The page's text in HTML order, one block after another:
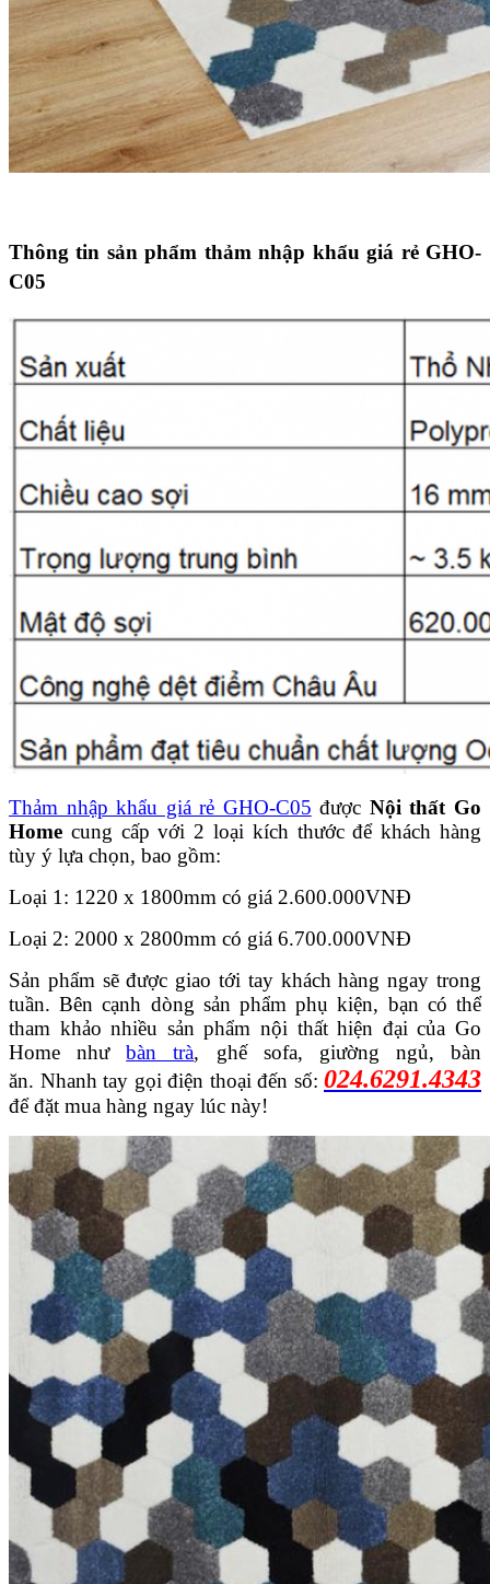
Thông tin sản phẩm thảm nhập khẩu giá rẻ GHO-
C05
Thảm nhập khẩu giá rẻ GHO-C05 được Nội thất Go
Home cung cấp với 2 loại kích thước để khách hàng
tùy ý lựa chọn, bao gồm:
Loại 1: 1220 x 1800mm có giá 2.600.000VNĐ
Loại 2: 2000 x 2800mm có giá 6.700.000VNĐ
Sản phẩm sẽ được giao tới tay khách hàng ngay trong
tuần. Bên cạnh dòng sản phẩm phụ kiện, bạn có thể
tham khảo nhiều sản phẩm nội thất hiện đại của Go
Home nhưbàn trà, ghế sofa, giường ngủ, bàn
ăn. Nhanh tay gọi điện thoại đến số: 024.6291.4343
để đặt mua hàng ngay lúc này!